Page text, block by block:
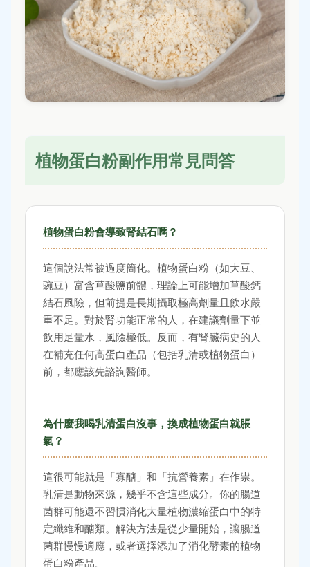
植物蛋白粉副作用常見問答
植物蛋白粉會導致腎結石嗎？
這個說法常被過度簡化。植物蛋白粉（如大豆、
豌豆）富含草酸鹽前體，理論上可能增加草酸鈣
結石風險，但前提是長期攝取極高劑量且飲水嚴
重不足。對於腎功能正常的人，在建議劑量下並
飲用足量水，風險極低。反而，有腎臟病史的人
在補充任何高蛋白產品（包括乳清或植物蛋白）
前，都應該先諮詢醫師。
為什麼我喝乳清蛋白沒事，換成植物蛋白就脹
氣？
這很可能就是「寡醣」和「抗營養素」在作祟。
乳清是動物來源，幾乎不含這些成分。你的腸道
菌群可能還不習慣消化大量植物濃縮蛋白中的特
定纖維和醣類。解決方法是從少量開始，讓腸道
菌群慢慢適應，或者選擇添加了消化酵素的植物
蛋白粉產品。